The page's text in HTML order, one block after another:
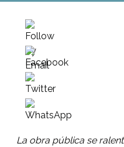
La obra pública se